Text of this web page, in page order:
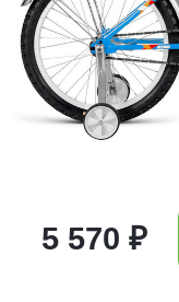
5 570 ₽
в корзину
25% картой